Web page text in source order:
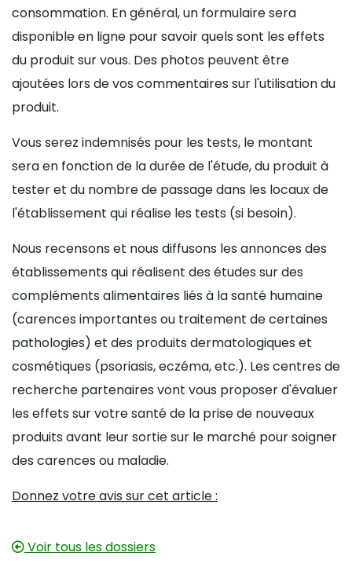
consommation. En général, un formulaire sera
disponible en ligne pour savoir quels sont les effets
du produit sur vous. Des photos peuvent être
ajoutées lors de vos commentaires sur l'utilisation du
produit.
Vous serez indemnisés pour les tests, le montant
sera en fonction de la durée de l'étude, du produit à
tester et du nombre de passage dans les locaux de
l'établissement qui réalise les tests (si besoin).
Nous recensons et nous diffusons les annonces des
établissements qui réalisent des études sur des
compléments alimentaires liés à la santé humaine
(carences importantes ou traitement de certaines
pathologies) et des produits dermatologiques et
cosmétiques (psoriasis, eczéma, etc.). Les centres de
recherche partenaires vont vous proposer d'évaluer
les effets sur votre santé de la prise de nouveaux
produits avant leur sortie sur le marché pour soigner
des carences ou maladie.
Donnez votre avis sur cet article :
Voir tous les dossiers